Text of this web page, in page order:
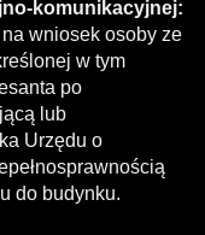
komunikacyjnej:
wniosek osoby ze
w tym
po
lub
Urzędu o
do budynku.